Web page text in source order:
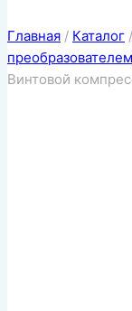
Главная / Каталог /
преобразователем
Винтовой